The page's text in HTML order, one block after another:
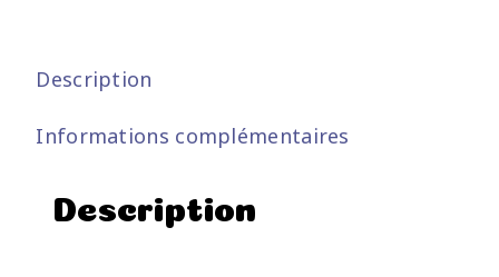
Description
Informations complémentaires
Description